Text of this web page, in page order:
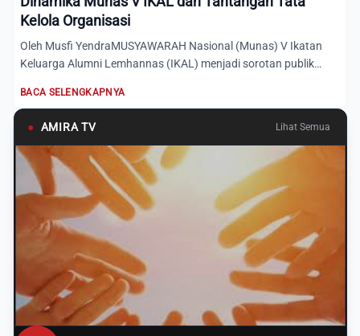
Kelola Organisasi
Oleh Musfi YendraMUSYAWARAH Nasional (Munas) V Ikatan
Keluarga Alumni Lemhannas (IKAL) menjadi sorotan publik
BACA SELENGKAPNYA
● AMIRA TV Lihat Semua